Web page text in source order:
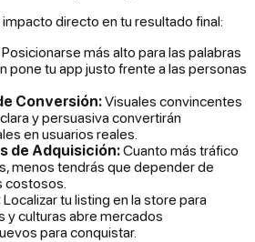
directo en tu resultado final:
Posicionarse más alto para las palabras
pone tu app justo frente a las personas
Conversión:Visuales convincentes
y persuasiva convertirán
en usuarios reales.
de Adquisición:Cuanto más tráfico
menos tendrás que depender de
costosos.
Localizar tu listing en la store para
y culturas abre mercados
para conquistar.